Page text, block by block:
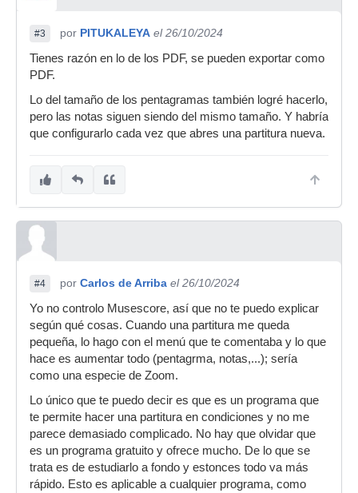
#3 por PITUKALEYA el 26/10/2024
Tienes razón en lo de los PDF, se pueden exportar como
PDF.
Lo del tamaño de los pentagramas también logré hacerlo,
pero las notas siguen siendo del mismo tamaño. Y habría
que configurarlo cada vez que abres una partitura nueva.
#4 por Carlos de Arriba el 26/10/2024
Yo no controlo Musescore, así que no te puedo explicar
según qué cosas. Cuando una partitura me queda
pequeña, lo hago con el menú que te comentaba y lo que
hace es aumentar todo (pentagrma, notas,...); sería
como una especie de Zoom.
Lo único que te puedo decir es que es un programa que
te permite hacer una partitura en condiciones y no me
parece demasiado complicado. No hay que olvidar que
es un programa gratuito y ofrece mucho. De lo que se
trata es de estudiarlo a fondo y estonces todo va más
rápido. Esto es aplicable a cualquier programa, como